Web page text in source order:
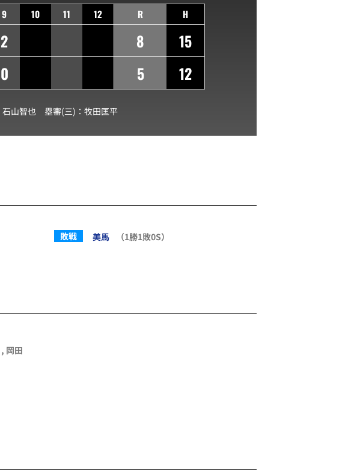
9 10 11 12
2
0
R H
8
15
5
12
石山智也 塁審(三)： 牧田匡平
敗戦 美馬 （1勝1敗0S）
, 岡田